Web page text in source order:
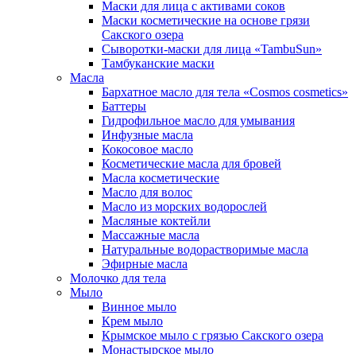
Маски для лица с активами соков
Маски косметические на основе грязи
Сакского озера
Сыворотки-маски для лица «TambuSun»
Тамбуканские маски
Масла
Бархатное масло для тела «Cosmos cosmetics»
Баттеры
Гидрофильное масло для умывания
Инфузные масла
Кокосовое масло
Косметические масла для бровей
Масла косметические
Масло для волос
Масло из морских водорослей
Масляные коктейли
Массажные масла
Натуральные водорастворимые масла
Эфирные масла
Молочко для тела
Мыло
Винное мыло
Крем мыло
Крымское мыло с грязью Сакского озера
Монастырское мыло